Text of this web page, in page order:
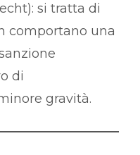
si tratta di
comportano una
di
gravità.